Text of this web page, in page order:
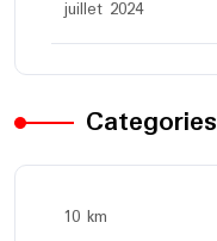
juillet 2024
Categories
10 km